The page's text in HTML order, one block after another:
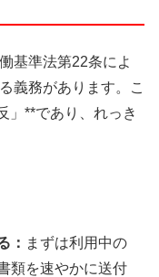
基準法第22条によ
義務があります。こ
」**であり、れっき
： まずは利用中の
類を速やかに送付